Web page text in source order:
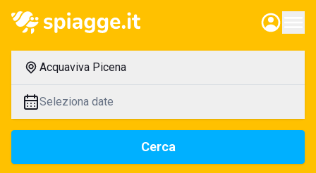
Acquaviva Picena
Seleziona date
Cerca